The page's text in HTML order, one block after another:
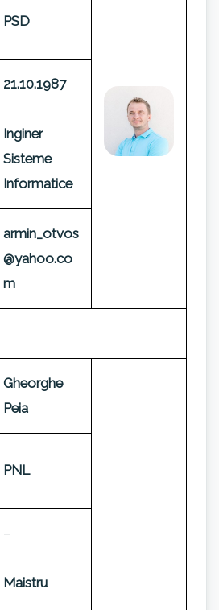
PSD
21.10.1987
Inginer
Sisteme
Informatice
armin_otvos
@yahoo.co
m
Gheorghe
Peia
PNL
–
Maistru